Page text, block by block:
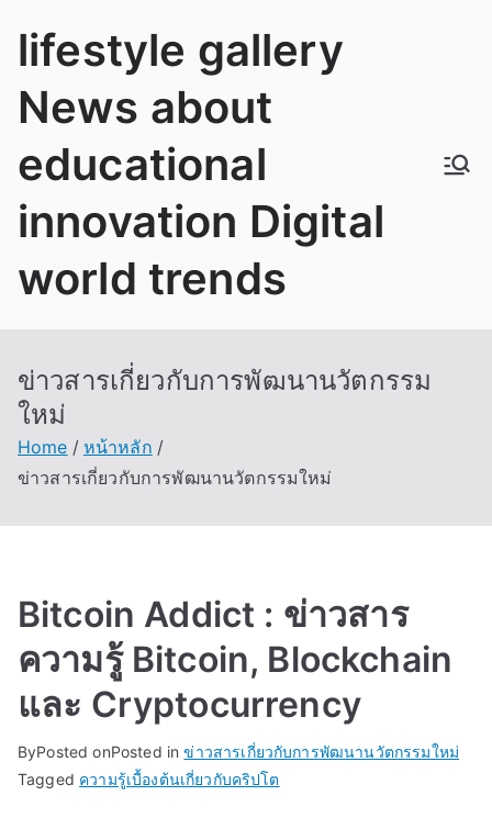
lifestyle gallery
News about
educational
innovation Digital
world trends
ข่าวสารเกี่ยวกับการพัฒนานวัตกรรม
ใหม่
Home
หน้าหลัก
ข่าวสารเกี่ยวกับการพัฒนานวัตกรรมใหม่
Bitcoin Addict : ข่าวสาร
ความรู้ Bitcoin, Blockchain
และ Cryptocurrency
ByPosted onPosted inข่าวสารเกี่ยวกับการพัฒนานวัตกรรมใหม่
Tagged ความรู้เบื้องต้นเกี่ยวกับคริปโต